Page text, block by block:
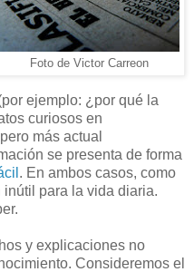
Foto de Victor Carreon
ejemplo: ¿por qué la
curiosos en
más actual
se presenta de forma
. En ambos casos, como
inútil para la vida diaria.
y explicaciones no
Consideremos el